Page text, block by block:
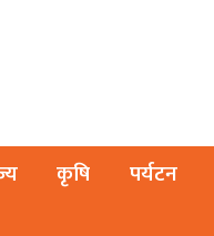
कृषि पर्यटन